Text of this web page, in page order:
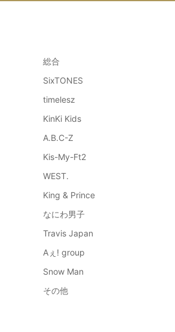
総合
SixTONES
timelesz
KinKi Kids
A.B.C-Z
Kis-My-Ft2
WEST.
King & Prince
なにわ男子
Travis Japan
Aぇ! group
Snow Man
その他